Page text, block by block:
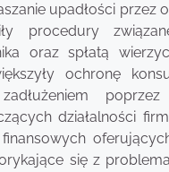
upadłości przez
procedury
oraz spłatą
ochronę
poprzez
działalności
się z